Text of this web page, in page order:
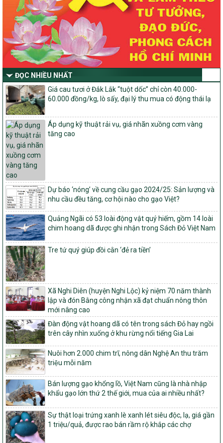
Thông tư Số 23/2026/TT-BNNMT
Thông tư Hướng dẫn thực hiện một số nội dung Chương trình
mục tiêu quốc gia xây dựng nông thôn mới, giảm nghèo bền
vững và phát triển kinh tế – xã hội vùng đồng bào dân tộc thiểu
số và miền núi giai đoạn 2026-2030 thuộc phạm vi quản lý nhà
nước của Bộ Nông nghiệp và Môi trường
Quyết định số: 26/2026/QĐ-TTg
Quyết định ban hành Bộ tiêu chí và quy trình đánh giá, phân hạng
sản phẩm Mỗi xã một sản phẩm
số: 19/2026/QĐ-TTg
Quy định điều kiện, trình tự, thủ tục, hồ sơ xét, công nhận, công bố
và thu hồi quyết định công nhận xã đạt chuẩn nông thôn mới, xã
đạt nông thôn mới hiện đại và tỉnh, thành phố hoàn thành nhiệm
vụ xây dựng nông thôn mới giai đoạn 2026 – 2030
Quyết định số 16/2026/QĐ-TTg
Quy định nguyên tắc, tiêu chí, định mức phân bổ ngân sách trung
ương và tỉ lệ vốn đối ứng ngân sách của địa phương thực hiện
Chương trình mục tiêu quốc gia xây dựng nông thôn mới, giảm
nghèo bền vững và phát triển kinh tế – xã hội vùng đồng bào dân
tộc thiểu số và miền núi giai đoạn 2026 – 2030
1451/QĐ-UBND
Phê duyệt danh sách các xã thuộc nhóm 1, nhóm 2, nhóm 3
trong xây dựng nông thôn mới giai đoạn 2026-2030 trên địa bàn
tỉnh Nghệ An
103/PTNT-NTM
Về việc đăng ký thực hiện Dự án liên kết theo chuỗi giá trị thuộc
Dự án 2 – Chương trình Mục tiêu quốc gia Giảm nghèo bền vững
giai đoạn 2021-2025 được kéo dài sang năm 2026
827/QĐ-BNNMT
Quyết định Ban hành Kế hoạch triển khai thực hiện Chương trình
mục tiêu quốc gia xây dựng nông thôn mới, giảm nghèo bền
vững và phát triển kinh tế – xã hội vùng đồng bào dân tộc thiểu
số và miền núi giai đoạn 2026-2035, giai đoạn I: Từ năm 2026
đến năm 2030
14/2026/TT-BNNMT
Hướng dẫn thực hiện một số nội dung tiêu chí, điều kiện thuộc Bộ
tiêu chí quốc gia về nông thôn mới giai đoạn 2026 – 2030 thuộc
phạm vi quản lý nhà nước của Bộ Nông nghiệp và Môi trường
417/QĐ-BNNMT
Phê duyệt Chương trình mục tiêu quốc gia xây dựng nông thôn
mới, giảm nghèo bền vững và phát triển kinh tế – xã hội vùng
ĐỌC NHIỀU NHẤT
Giá cau tươi ở Đắk Lắk “tuột dốc” chỉ còn 40.000-
60.000 đồng/kg, lò sấy, đại lý thu mua có động thái lạ
Áp dụng kỹ thuật rải vụ, giá nhãn xuồng cơm vàng
tăng cao
Dự báo ‘nóng’ về cung cầu gạo 2024/25: Sản lượng và
nhu cầu đều tăng, cơ hội nào cho gạo Việt?
Quảng Ngãi có 53 loài động vật quý hiếm, gồm 14 loài
chim hoang dã được ghi nhận trong Sách Đỏ Việt Nam
Tre tứ quý giúp đồi cằn ‘đẻ ra tiền’
Xã Nghi Diên (huyện Nghi Lộc) kỷ niệm 70 năm thành
lập và đón Bằng công nhận xã đạt chuẩn nông thôn
mới nâng cao
Đàn động vật hoang dã có tên trong sách Đỏ hay ngồi
trên cây nhìn xuống ở khu rừng nổi tiếng Gia Lai
Nuôi hơn 2.000 chim trĩ, nông dân Nghệ An thu trăm
triệu mỗi năm
Bán lượng gạo khổng lồ, Việt Nam cũng là nhà nhập
khẩu gạo lớn thứ 2 thế giới, mua của ai nhiều nhất?
Sự thật loại trứng xanh lè xanh lét siêu độc, lạ, giá gần
1 triệu/quả, được rao bán rầm rộ khắp các chợ